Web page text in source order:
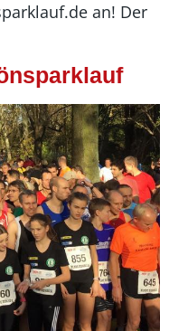
an! Der